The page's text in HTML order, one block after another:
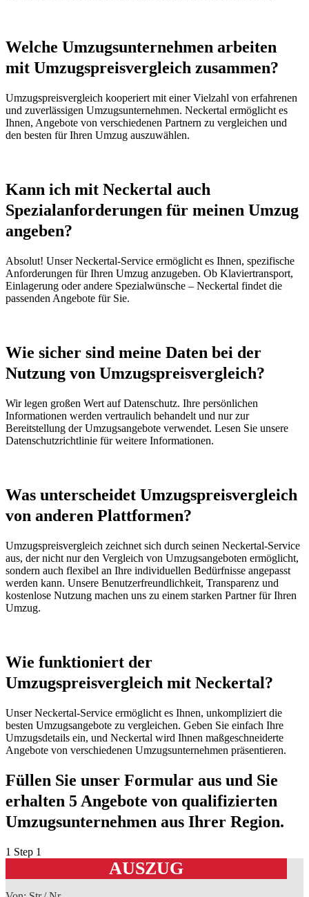
Welche Umzugsunternehmen arbeiten
mit Umzugspreisvergleich zusammen?
Umzugspreisvergleich kooperiert mit einer Vielzahl von erfahrenen
und zuverlässigen Umzugsunternehmen. Neckertal ermöglicht es
Ihnen, Angebote von verschiedenen Partnern zu vergleichen und
den besten für Ihren Umzug auszuwählen.
Kann ich mit Neckertal auch
Spezialanforderungen für meinen Umzug
angeben?
Absolut! Unser Neckertal-Service ermöglicht es Ihnen, spezifische
Anforderungen für Ihren Umzug anzugeben. Ob Klaviertransport,
Einlagerung oder andere Spezialwünsche – Neckertal findet die
passenden Angebote für Sie.
Wie sicher sind meine Daten bei der
Nutzung von Umzugspreisvergleich?
Wir legen großen Wert auf Datenschutz. Ihre persönlichen
Informationen werden vertraulich behandelt und nur zur
Bereitstellung der Umzugsangebote verwendet. Lesen Sie unsere
Datenschutzrichtlinie für weitere Informationen.
Was unterscheidet Umzugspreisvergleich
von anderen Plattformen?
Umzugspreisvergleich zeichnet sich durch seinen Neckertal-Service
aus, der nicht nur den Vergleich von Umzugsangeboten ermöglicht,
sondern auch flexibel an Ihre individuellen Bedürfnisse angepasst
werden kann. Unsere Benutzerfreundlichkeit, Transparenz und
kostenlose Nutzung machen uns zu einem starken Partner für Ihren
Umzug.
Wie funktioniert der
Umzugspreisvergleich mit Neckertal?
Unser Neckertal-Service ermöglicht es Ihnen, unkompliziert die
besten Umzugsangebote zu vergleichen. Geben Sie einfach Ihre
Umzugsdetails ein, und Neckertal wird Ihnen maßgeschneiderte
Angebote von verschiedenen Umzugsunternehmen präsentieren.
Füllen Sie unser Formular aus und Sie
erhalten 5 Angebote von qualifizierten
Umzugsunternehmen aus Ihrer Region.
1 Step 1
AUSZUG